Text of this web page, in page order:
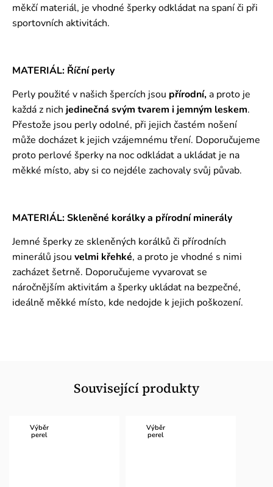
měkčí materiál, je vhodné šperky odkládat na spaní či při
sportovních aktivitách.
MATERIÁL: Říční perly
Perly použité v našich špercích jsou přírodní,a proto je
každá z nich jedinečná svým tvarem i jemným leskem.
Přestože jsou perly odolné, při jejich častém nošení
může docházet k jejich vzájemnému tření. Doporučujeme
proto perlové šperky na noc odkládat a ukládat je na
měkké místo, aby si co nejdéle zachovaly svůj půvab.
MATERIÁL: Skleněné korálky a přírodní minerály
Jemné šperky ze skleněných korálků či přírodních
minerálů jsou velmi křehké, a proto je vhodné s nimi
zacházet šetrně. Doporučujeme vyvarovat se
náročnějším aktivitám a šperky ukládat na bezpečné,
ideálně měkké místo, kde nedojde k jejich poškození.
Související produkty
Výběr
perel
Výběr
perel